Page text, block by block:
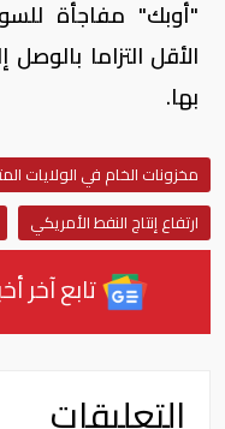
"أوبك" مفاجأة
الأقل التزاما
بها.
مخزونات الخام في الولايات
ارتفاع إنتاج النفط الأمريكي
تابع آخر
التعليقات